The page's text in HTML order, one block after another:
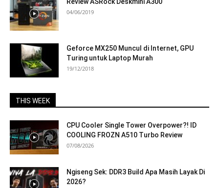
04/06/2019
Geforce MX250 Muncul di Internet, GPU
Turing untuk Laptop Murah
19/12/2018
THIS WEEK
CPU Cooler Single Tower Overpower?! ID
COOLING FROZN A510 Turbo Review
07/08/2026
Ngiseng Sek: DDR3 Build Apa Masih Layak Di
2026?